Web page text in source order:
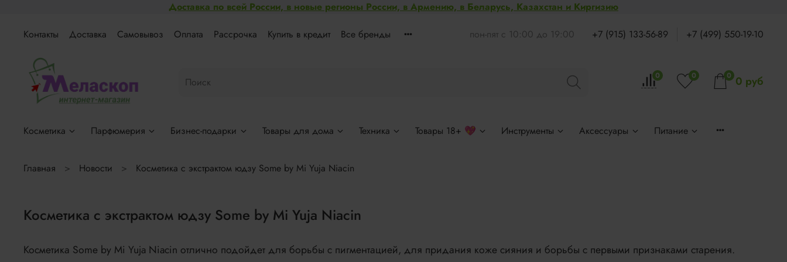
Доставка по всей России, в новые регионы России, в Армению, в Беларусь, Казахстан и Киргизию
Контакты Доставка Самовывоз Оплата Рассрочка Купить в кредит Все бренды пон-пят с 10:00 до 19:00 +7 (915) 133-56-89 +7 (499) 550-19-10
0 0 0 0 руб
Косметика Парфюмерия Бизнес-подарки Товары для дома Техника Товары 18+ 💖 Инструменты Аксессуары Питание
Главная Новости Косметика с экстрактом юдзу Some by Mi Yuja Niacin
Косметика с экстрактом юдзу Some by Mi Yuja Niacin
Косметика Some by Mi Yuja Niacin отлично подойдет для борьбы с пигментацией, для придания коже сияния и борьбы с первыми признаками старения.